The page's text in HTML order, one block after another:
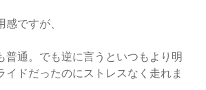
ですが、
普通。でも逆に言うといつもより明
イドだったのにストレスなく走れま